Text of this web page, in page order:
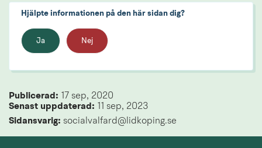
Hjälpte informationen på den här sidan dig?
Ja Nej
Publicerad:
17 sep, 2020
Senast uppdaterad:
11 sep, 2023
Sidansvarig: socialvalfard@lidkoping.se